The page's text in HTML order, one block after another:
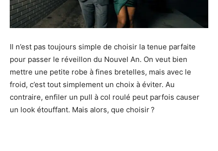
Il n’est pas toujours simple de choisir la tenue parfaite
pour passer le réveillon du Nouvel An. On veut bien
mettre une petite robe à fines bretelles, mais avec le
froid, c’est tout simplement un choix à éviter. Au
contraire, enfiler un pull à col roulé peut parfois causer
un look étouffant. Mais alors, que choisir ?